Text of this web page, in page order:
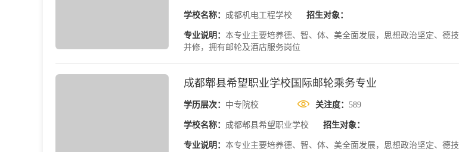
学校名称： 成都机电工程学校 招生对象：
专业说明： 本专业主要培养德、智、体、美全面发展，思想政治坚定、德技
并修，拥有邮轮及酒店服务岗位
成都郫县希望职业学校国际邮轮乘务专业
学历层次： 中专院校 关注度： 589
学校名称： 成都郫县希望职业学校 招生对象：
专业说明： 本专业主要培养德、智、体、美全面发展，思想政治坚定、德技